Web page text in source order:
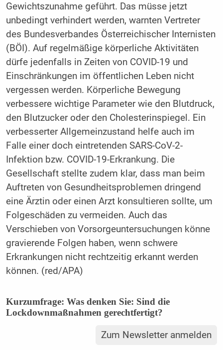
Gewichtszunahme geführt. Das müsse jetzt
unbedingt verhindert werden, warnten Vertreter
des Bundesverbandes Österreichischer Internisten
(BÖI). Auf regelmäßige körperliche Aktivitäten
dürfe jedenfalls in Zeiten von COVID-19 und
Einschränkungen im öffentlichen Leben nicht
vergessen werden. Körperliche Bewegung
verbessere wichtige Parameter wie den Blutdruck,
den Blutzucker oder den Cholesterinspiegel. Ein
verbesserter Allgemeinzustand helfe auch im
Falle einer doch eintretenden SARS-CoV-2-
Infektion bzw. COVID-19-Erkrankung. Die
Gesellschaft stellte zudem klar, dass man beim
Auftreten von Gesundheitsproblemen dringend
eine Ärztin oder einen Arzt konsultieren sollte, um
Folgeschäden zu vermeiden. Auch das
Verschieben von Vorsorgeuntersuchungen könne
gravierende Folgen haben, wenn schwere
Erkrankungen nicht rechtzeitig erkannt werden
können. (red/APA)
Kurzumfrage: Was denken Sie: Sind die
Lockdownmaßnahmen gerechtfertigt?
Zum Newsletter anmelden